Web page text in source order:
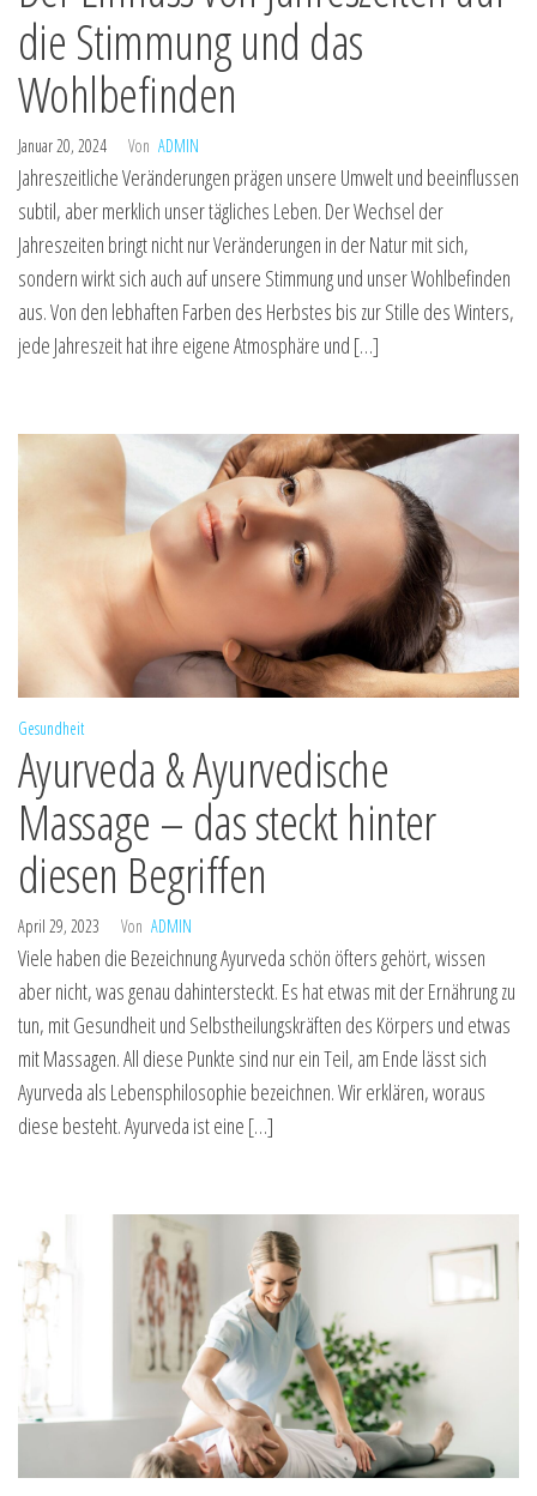
die Stimmung und das
Wohlbefinden
Januar 20, 2024 Von ADMIN
Jahreszeitliche Veränderungen prägen unsere Umwelt und beeinflussen
subtil, aber merklich unser tägliches Leben. Der Wechsel der
Jahreszeiten bringt nicht nur Veränderungen in der Natur mit sich,
sondern wirkt sich auch auf unsere Stimmung und unser Wohlbefinden
aus. Von den lebhaften Farben des Herbstes bis zur Stille des Winters,
jede Jahreszeit hat ihre eigene Atmosphäre und […]
Gesundheit
Ayurveda & Ayurvedische
Massage – das steckt hinter
diesen Begriffen
April 29, 2023 Von ADMIN
Viele haben die Bezeichnung Ayurveda schön öfters gehört, wissen
aber nicht, was genau dahintersteckt. Es hat etwas mit der Ernährung zu
tun, mit Gesundheit und Selbstheilungskräften des Körpers und etwas
mit Massagen. All diese Punkte sind nur ein Teil, am Ende lässt sich
Ayurveda als Lebensphilosophie bezeichnen. Wir erklären, woraus
diese besteht. Ayurveda ist eine […]